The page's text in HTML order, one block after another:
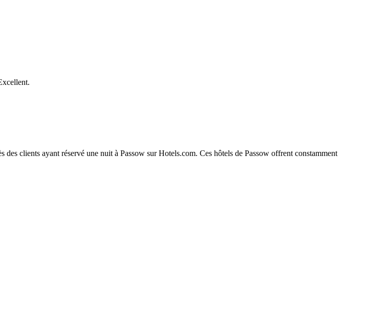
clients ayant réservé une nuit à Passow sur Hotels.com. Ces hôtels de Passow offrent constamment